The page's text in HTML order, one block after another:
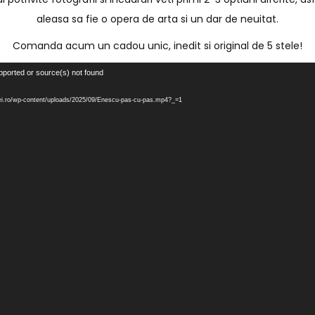
aleasa sa fie o opera de arta si un dar de neuitat.
Comanda acum un cadou unic, inedit si original de 5 stele!
or source(s) not found
wp-content/uploads/2025/09/Enescu-pas-cu-pas.mp4?_=1